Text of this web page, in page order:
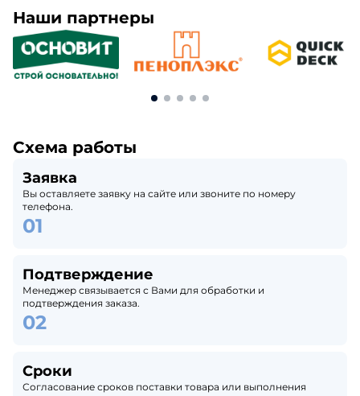
Наши партнеры
Схема работы
Заявка
Вы оставляете заявку на сайте или звоните по номеру
телефона.
Подтверждение
Менеджер связывается с Вами для обработки и
подтверждения заказа.
Сроки
Согласование сроков поставки товара или выполнения